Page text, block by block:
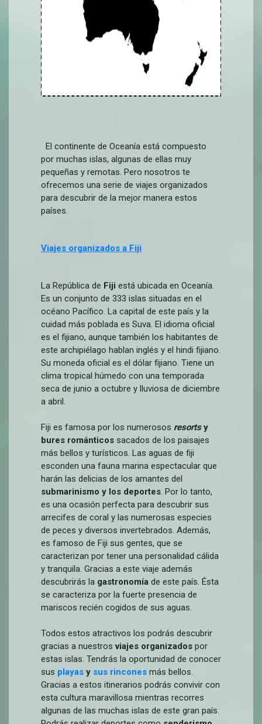
El continente de Oceanía está compuesto
por muchas islas, algunas de ellas muy
pequeñas y remotas. Pero nosotros te
ofrecemos una serie de viajes organizados
para descubrir de la mejor manera estos
países.
Viajes organizados a Fiji
La República de Fiji está ubicada en Oceanía.
Es un conjunto de 333 islas situadas en el
océano Pacífico. La capital de este país y la
cuidad más poblada es Suva. El idioma oficial
es el fijiano, aunque también los habitantes de
este archipiélago hablan inglés y el hindi fijiano.
Su moneda oficial es el dólar fijiano. Tiene un
clima tropical húmedo con una temporada
seca de junio a octubre y lluviosa de diciembre
a abril.
Fiji es famosa por los numerosos resortsy
bures románticos sacados de los paisajes
más bellos y turísticos. Las aguas de fiji
esconden una fauna marina espectacular que
harán las delicias de los amantes del
submarinismo y los deportes. Por lo tanto,
es una ocasión perfecta para descubrir sus
arrecifes de coral y las numerosas especies
de peces y diversos invertebrados. Además,
es famoso de Fiji sus gentes, que se
caracterizan por tener una personalidad cálida
y tranquila. Gracias a este viaje además
descubrirás la gastronomía de este país. Ésta
se caracteriza por la fuerte presencia de
mariscos recién cogidos de sus aguas.
Todos estos atractivos los podrás descubrir
gracias a nuestrosviajes organizados por
estas islas. Tendrás la oportunidad de conocer
sus playas y sus rincones más bellos.
Gracias a estos itinerarios podrás convivir con
esta cultura maravillosa mientras recorres
algunas de las muchas islas de este gran país.